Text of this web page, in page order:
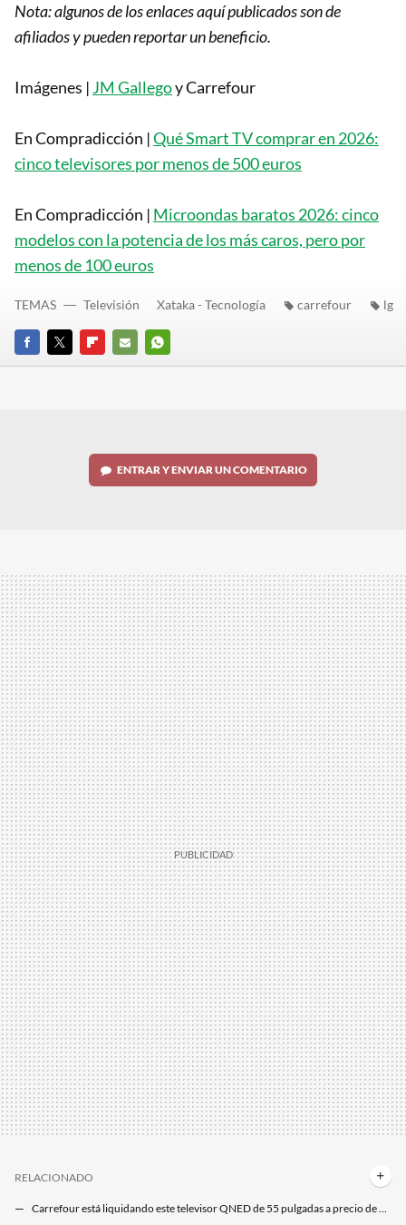
Nota: algunos de los enlaces aquí publicados son de
afiliados y pueden reportar un beneficio.
Imágenes | JM Gallegoy Carrefour
En Compradicción |Qué Smart TV comprar en 2026:
cinco televisores por menos de 500 euros
En Compradicción | Microondas baratos 2026: cinco
modelos con la potencia de los más caros, pero por
menos de 100 euros
FACEBOOK
TWITTERFLIPBOARD
E-
WHATSAPP
TEMAS Televisión Xataka - Tecnología carrefour lg
ENTRAR Y ENVIAR UN COMENTARIO
RELACIONADO
Carrefour está liquidando este televisor QNED de 55 pulgadas a precio de outlet